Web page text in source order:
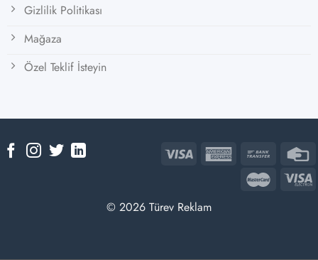
Gizlilik Politikası
Mağaza
Özel Teklif İsteyin
© 2026 Türev Reklam